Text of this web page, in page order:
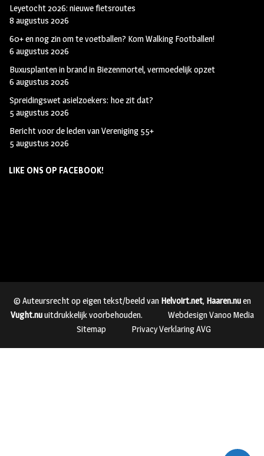
Leyetocht 2026: nieuwe fietsroutes
8 augustus 2026
60+ en nog zin om te voetballen? Kom Walking Footballen!
6 augustus 2026
Buxusplanten in brand in Biezenmortel, vermoedelijk opzet
6 augustus 2026
Spreidingswet asielzoekers: hoe zit dat?
5 augustus 2026
Bericht voor de leden van Vereniging 55+
5 augustus 2026
LIKE ONS OP FACEBOOK!
© Auteursrecht op eigen tekst/beeld van Helvoirt.net, Haaren.nuen
Vught.nuuitdrukkelijk voorbehouden.
Webdesign Vanoo Media
Sitemap
Privacy Verklaring AVG